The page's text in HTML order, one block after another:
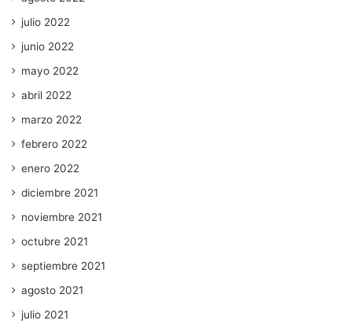
julio 2022
junio 2022
mayo 2022
abril 2022
marzo 2022
febrero 2022
enero 2022
diciembre 2021
noviembre 2021
octubre 2021
septiembre 2021
agosto 2021
julio 2021